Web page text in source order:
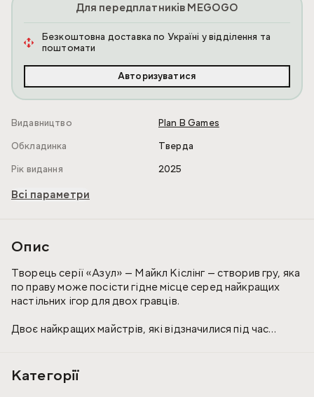
Для передплатників MEGOGO
Безкоштовна доставка по Україні у відділення та
поштомати
Авторизуватися
Видавництво
Plan B Games
Обкладинка
Тверда
Рік видання
2025
Всі параметри
Опис
Творець серії «Азул» — Майкл Кіслінг — створив гру, яка
по праву може посісти гідне місце серед найкращих
настільних ігор для двох гравців.
Двоє найкращих майстрів, які відзначилися під час
знаменитого палацу в Сінтра. Уся середньовічна
Португалія завмерла в очікуванні результату цього
Категорії